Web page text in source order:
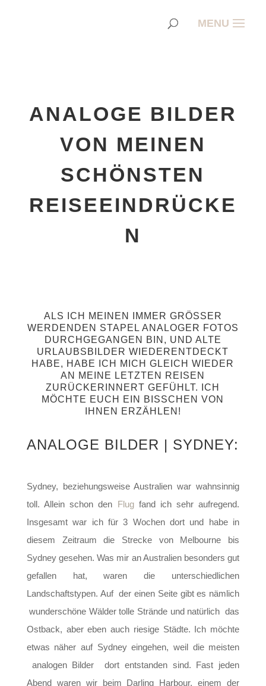
ANALOGE BILDER
VON MEINEN
SCHÖNSTEN
REISEEINDRÜCKE
N
ALS ICH MEINEN IMMER GRÖSSER W
ERDENDEN STAPEL ANALOGER FOTOS D
URCHGEGANGEN BIN, UND ALTE U
RLAUBSBILDER WIEDERENTDECKT H
ABE, HABE ICH MICH GLEICH WIEDER A
N MEINE LETZTEN REISEN Z
URÜCKERINNERT GEFÜHLT. ICH M
ÖCHTE EUCH EIN BISSCHEN VON I
HNEN ERZÄHLEN!
ANALOGE BILDER | SYDNEY:
Sydney, beziehungsweise Australien war wahnsinnig
toll. Allein schon den Flugfand ich sehr aufregend.
Insgesamt war ich für 3 Wochen dort und habe in
diesem Zeitraum die Strecke von Melbourne bis
Sydney gesehen. Was mir an Australien besonders gut
gefallen hat, waren die unterschiedlichen
Landschaftstypen. Auf der einen Seite gibt es nämlich
wunderschöne Wälder tolle Strände und natürlich das
Ostback, aber eben auch riesige Städte. Ich möchte
etwas näher auf Sydney eingehen, weil die meisten
analogen Bilder dort entstanden sind. Fast jeden
Abend waren wir beim Darling Harbour, einem der